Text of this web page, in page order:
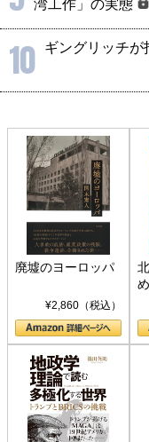
湾工作」の実態
10 ギングリッチが
廃墟のヨーロッパ
¥2,860（税込）